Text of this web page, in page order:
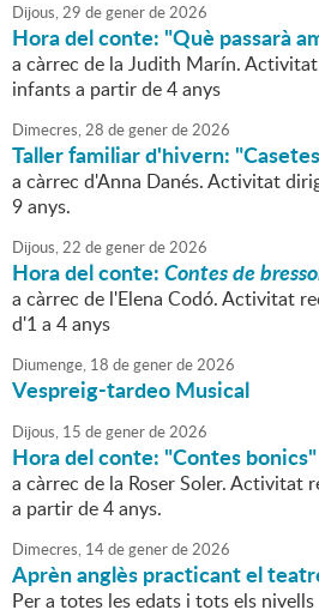
Dijous,29 degenerde2026
Hora del conte: "Què passarà
a càrrec de la Judith Marín.
infants a partir de 4 anys
Dimecres,28 degenerde2026
Taller familiar d'hivern:
a càrrec d'Anna Danés. Activitat
9 anys.
Dijous,22 degenerde2026
Hora del conte:Contes de
a càrrec de l'Elena Codó. Activitat
d'1 a 4 anys
Diumenge, 18 degenerde2026
Vespreig-tardeo Musical
Dijous, 15 degenerde2026
Hora del conte: "Contes bonics"
a càrrec de la Roser Soler. Activitat
a partir de 4 anys.
Dimecres, 14degenerde2026
Aprèn anglès practicant el
Per a totes les edats i tots els nivells